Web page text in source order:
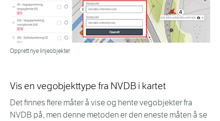
Opprett nye linjeobjekter
Vis en vegobjekttype fra NVDB i kartet
Det finnes flere måter å vise og hente vegobjekter fra
NVDB på, men denne metoden er den eneste måten å se